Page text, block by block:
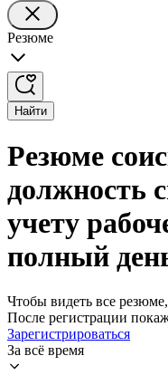
Резюме
Найти
Резюме
должность
учету
полный
Чтобы видеть все
После регистрации
Зарегистрироваться
За всё время